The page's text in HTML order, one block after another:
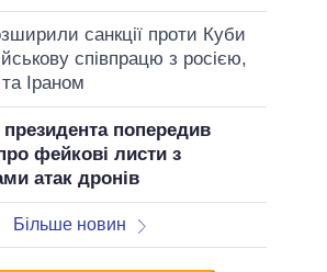
санкції проти Куби
співпрацю з росією,
Іраном
попередив
фейкові листи з
атак дронів
Більше новин